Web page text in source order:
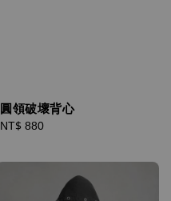
圓領破壞背心
Regular
NT$ 880